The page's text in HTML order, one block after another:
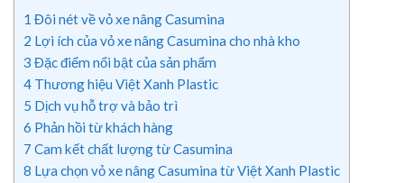
1 Đôi nét về vỏ xe nâng Casumina
2 Lợi ích của vỏ xe nâng Casumina cho nhà kho
3 Đặc điểm nổi bật của sản phẩm
4 Thương hiệu Việt Xanh Plastic
5 Dịch vụ hỗ trợ và bảo trì
6 Phản hồi từ khách hàng
7 Cam kết chất lượng từ Casumina
8 Lựa chọn vỏ xe nâng Casumina từ Việt Xanh Plastic